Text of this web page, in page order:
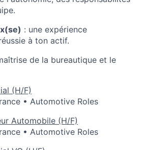
: une expérience
à ton actif.
de la bureautique et le
(H/F)
• Automotive Roles
Automobile (H/F)
• Automotive Roles